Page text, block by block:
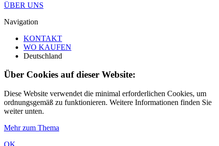
ÜBER UNS
Navigation
KONTAKT
WO KAUFEN
Deutschland
Über Cookies auf dieser Website:
Diese Website verwendet die minimal erforderlichen Cookies, um
ordnungsgemäß zu funktionieren. Weitere Informationen finden Sie
weiter unten.
Mehr zum Thema
OK